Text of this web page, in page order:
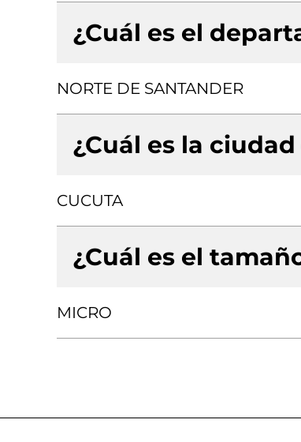
¿Cuál es el
NORTE DE SANTANDER
¿Cuál es la
CUCUTA
¿Cuál es el
MICRO